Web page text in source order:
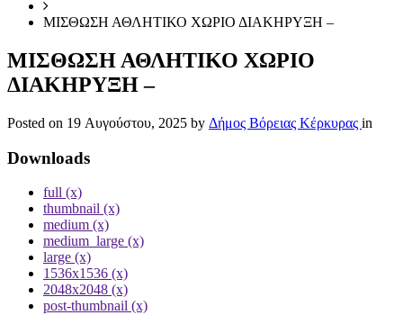
ΜΙΣΘΩΣΗ ΑΘΛΗΤΙΚΟ ΧΩΡΙΟ ΔΙΑΚΗΡΥΞΗ –
ΜΙΣΘΩΣΗ ΑΘΛΗΤΙΚΟ ΧΩΡΙΟ
ΔΙΑΚΗΡΥΞΗ –
Posted on 19 Αυγούστου, 2025 by Δήμος Βόρειας Κέρκυρας in
Downloads
full (x)
thumbnail (x)
medium (x)
medium_large (x)
large (x)
1536x1536 (x)
2048x2048 (x)
post-thumbnail (x)